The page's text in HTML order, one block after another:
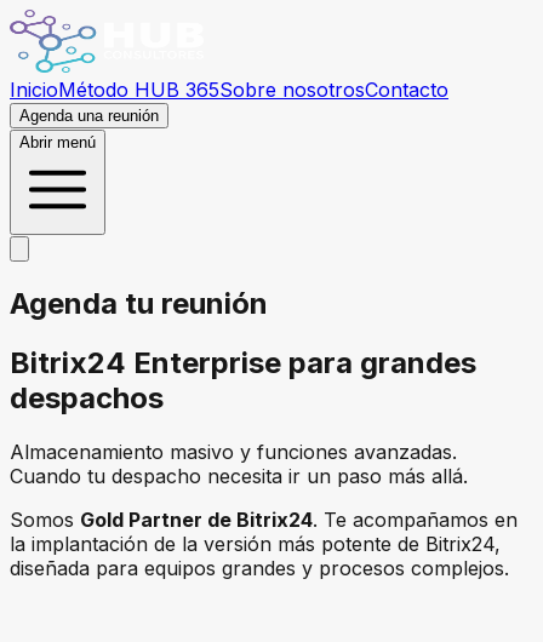
InicioMétodo HUB 365Sobre nosotrosContacto
Agenda una reunión
Abrir menú
Agenda tu reunión
Bitrix24 Enterprise para grandes
despachos
Almacenamiento masivo y funciones avanzadas.
Cuando tu despacho necesita ir un paso más allá.
Somos Gold Partner de Bitrix24. Te acompañamos en
la implantación de la versión más potente de Bitrix24,
diseñada para equipos grandes y procesos complejos.